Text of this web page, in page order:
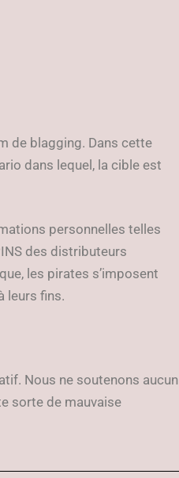
de blagging. Dans cette
dans lequel, la cible est
personnelles telles
des distributeurs
les pirates s’imposent
leurs fins.
Nous ne soutenons aucun
sorte de mauvaise